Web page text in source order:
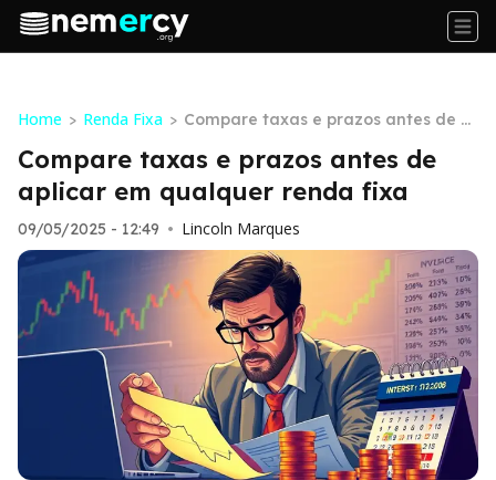
Home > Renda Fixa > Compare taxas e prazos antes de a
plicar em qualquer renda fixa
Compare taxas e prazos antes de
aplicar em qualquer renda fixa
09/05/2025 - 12:49 • Lincoln Marques